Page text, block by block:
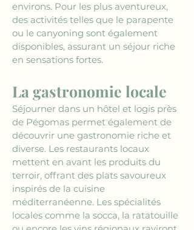
environs. Pour les plus aventureux,
des activités telles que le parapente
ou le canyoning sont également
disponibles, assurant un séjour riche
en sensations fortes.
La gastronomie locale
Séjourner dans un hôtel et logis près
de Pégomas permet également de
découvrir une gastronomie riche et
diverse. Les restaurants locaux
mettent en avant les produits du
terroir, offrant des plats savoureux
inspirés de la cuisine
méditerranéenne. Les spécialités
locales comme la socca, la ratatouille